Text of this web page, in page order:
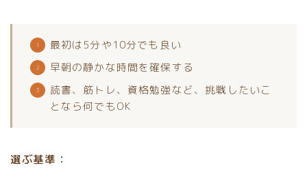
最初は5分や10分でも良い
早朝の静かな時間を確保する
読書、筋トレ、資格勉強など、挑戦したいこ
となら何でもOK
選ぶ基準：